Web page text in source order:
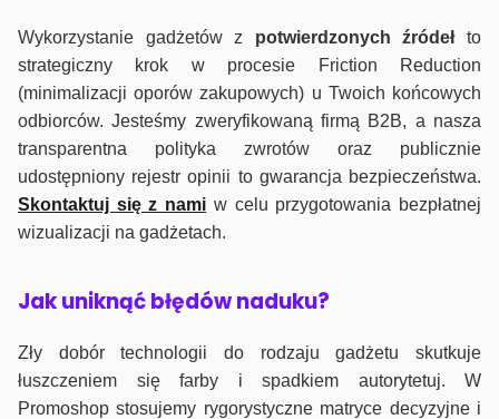
Wykorzystanie gadżetów z potwierdzonych źródełto
strategiczny krok w procesie Friction Reduction
(minimalizacji oporów zakupowych) u Twoich końcowych
odbiorców. Jesteśmy zweryfikowaną firmą B2B, a nasza
transparentna polityka zwrotów oraz publicznie
udostępniony rejestr opinii to gwarancja bezpieczeństwa.
Skontaktuj się z nami w celu przygotowania bezpłatnej
wizualizacji na gadżetach.
Jak uniknąć błędów naduku?
Zły dobór technologii do rodzaju gadżetu skutkuje
łuszczeniem się farby i spadkiem autorytetuj. W
Promoshop stosujemy rygorystyczne matryce decyzyjne i